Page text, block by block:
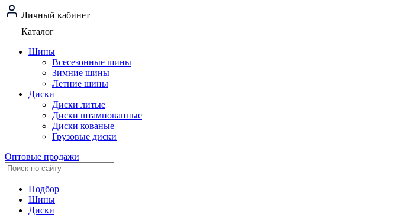
Личный кабинет
Каталог
Шины
Всесезонные шины
Зимние шины
Летние шины
Диски
Диски литые
Диски штампованные
Диски кованые
Грузовые диски
Оптовые продажи
Подбор
Шины
Диски